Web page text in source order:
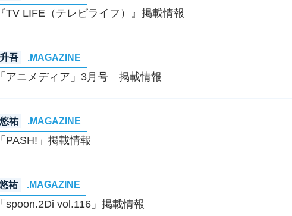
TV LIFE（テレビライフ）』掲載情報
吾 .MAGAZINE
アニメディア」3月号 掲載情報
祐 .MAGAZINE
PASH!」掲載情報
祐 .MAGAZINE
spoon.2Di vol.116」掲載情報